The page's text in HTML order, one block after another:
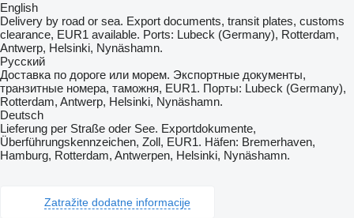
English
Delivery by road or sea. Export documents, transit plates, customs
clearance, EUR1 available. Ports: Lubeck (Germany), Rotterdam,
Antwerp, Helsinki, Nynäshamn.
Русский
Доставка по дороге или морем. Экспортные документы,
транзитные номера, таможня, EUR1. Порты: Lubeck (Germany),
Rotterdam, Antwerp, Helsinki, Nynäshamn.
Deutsch
Lieferung per Straße oder See. Exportdokumente,
Überführungskennzeichen, Zoll, EUR1. Häfen: Bremerhaven,
Hamburg, Rotterdam, Antwerpen, Helsinki, Nynäshamn.
Zatražite dodatne informacije